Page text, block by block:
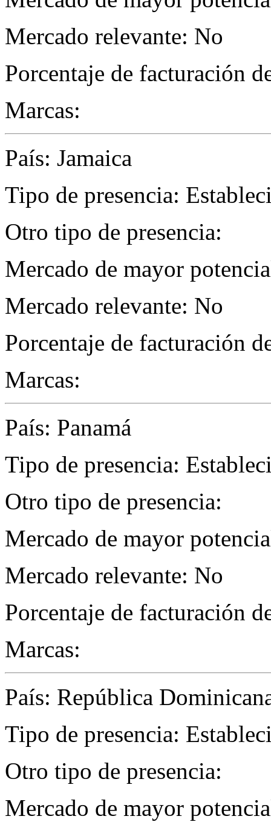
Mercado relevante: No
Porcentaje de facturación
Marcas:
País: Jamaica
Tipo de presencia:
Otro tipo de presencia:
Mercado de mayor
Mercado relevante: No
Porcentaje de facturación
Marcas:
País: Panamá
Tipo de presencia:
Otro tipo de presencia:
Mercado de mayor
Mercado relevante: No
Porcentaje de facturación
Marcas:
País: República
Tipo de presencia:
Otro tipo de presencia:
Mercado de mayor